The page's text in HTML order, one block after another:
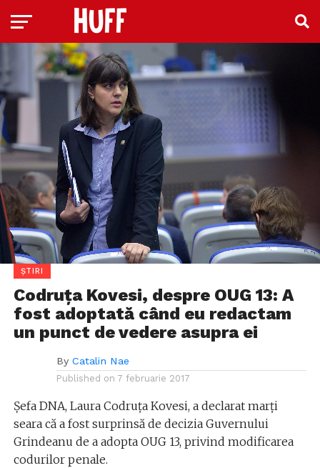
ȘTIRI
Codruța Kovesi, despre OUG 13: A
fost adoptată când eu redactam
un punct de vedere asupra ei
By Catalin Nae
Published on 7 februarie 2017
Șefa DNA, Laura Codruța Kovesi, a declarat marți
seara că a fost surprinsă de decizia Guvernului
Grindeanu de a adopta OUG 13, privind modificarea
codurilor penale.